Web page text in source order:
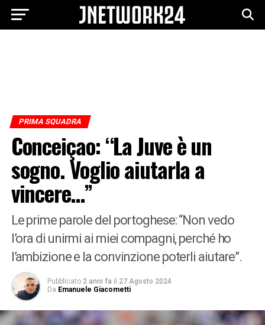
PRIMA SQUADRA
Conceiçao: “La Juve è un
sogno. Voglio aiutarla a
vincere…”
Le prime parole del portoghese: “Non vedo
l’ora di unirmi ai miei compagni, perché ho
l’ambizione e la convinzione poterli aiutare”.
Pubblicato 2 anni fa il 27 Agosto 2024
Da Emanuele Giacometti